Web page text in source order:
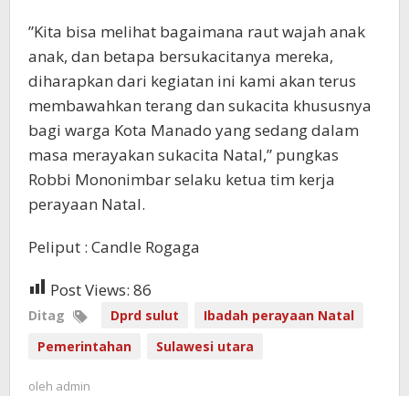
”Kita bisa melihat bagaimana raut wajah anak
anak, dan betapa bersukacitanya mereka,
diharapkan dari kegiatan ini kami akan terus
membawahkan terang dan sukacita khususnya
bagi warga Kota Manado yang sedang dalam
masa merayakan sukacita Natal,” pungkas
Robbi Mononimbar selaku ketua tim kerja
perayaan Natal.
Peliput : Candle Rogaga
Post Views: 86
Ditag Dprd sulut
Ibadah perayaan Natal
Pemerintahan
Sulawesi utara
oleh admin